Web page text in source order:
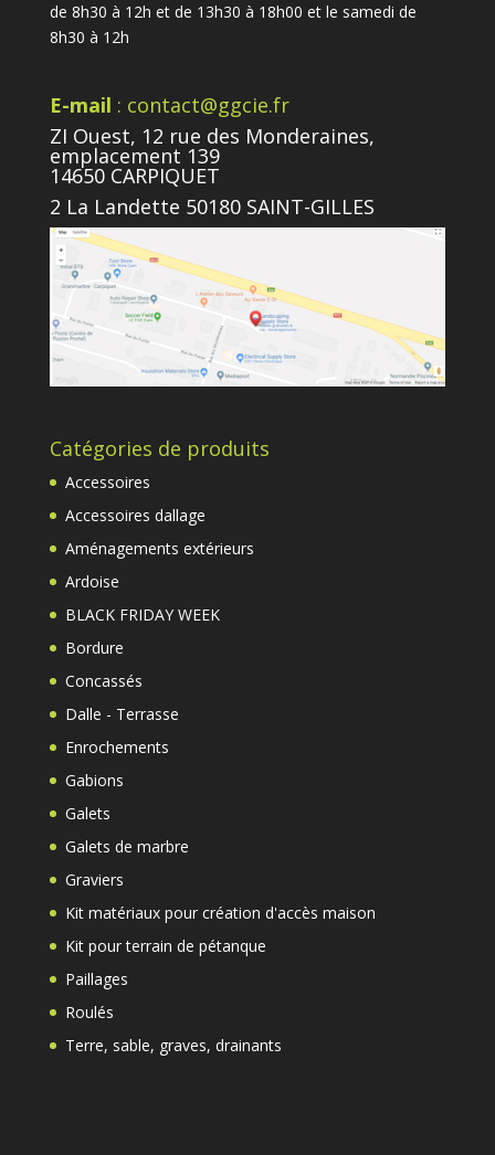
de 8h30 à 12h et de 13h30 à 18h00 et le samedi de
8h30 à 12h
E-mail : contact@ggcie.fr
ZI Ouest, 12 rue des Monderaines,
emplacement 139
14650 CARPIQUET
2 La Landette 50180 SAINT-GILLES
Catégories de produits
Accessoires
Accessoires dallage
Aménagements extérieurs
Ardoise
BLACK FRIDAY WEEK
Bordure
Concassés
Dalle - Terrasse
Enrochements
Gabions
Galets
Galets de marbre
Graviers
Kit matériaux pour création d'accès maison
Kit pour terrain de pétanque
Paillages
Roulés
Terre, sable, graves, drainants